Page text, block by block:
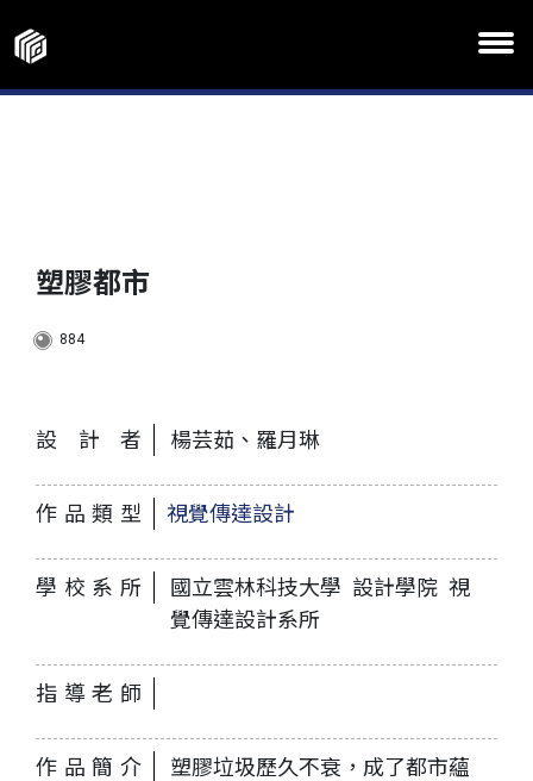
塑膠都市
884
設計者 楊芸茹、羅月琳
作品類型 視覺傳達設計
學校系所
國立雲林科技大學 設計學院 視
覺傳達設計系所
指導老師
作品簡介
塑膠垃圾歷久不衰，成了都市蘊